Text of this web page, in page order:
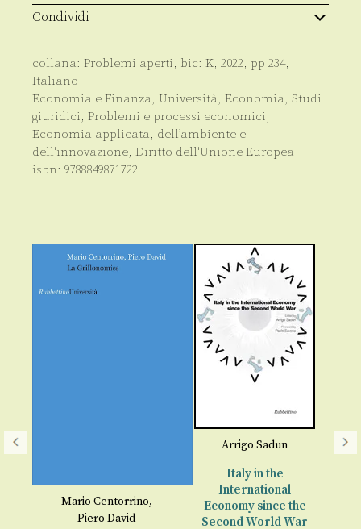
Condividi
collana: Problemi aperti, bic: K, 2022, pp 234,
Italiano
Economia e Finanza, Università, Economia, Studi
giuridici, Problemi e processi economici,
Economia applicata, dell’ambiente e
dell'innovazione, Diritto dell'Unione Europea
isbn: 9788849871722
Mario Centorrino,
Piero David
Arrigo Sadun
Italy in the
International
Economy since the
Second World War